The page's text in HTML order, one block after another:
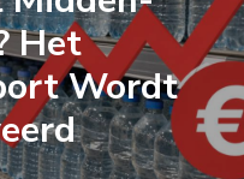
Het
Wordt